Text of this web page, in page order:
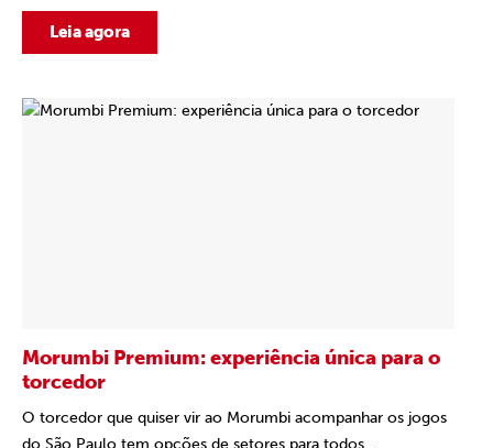
Leia agora
Morumbi Premium: experiência única para o
torcedor
O torcedor que quiser vir ao Morumbi acompanhar os jogos
do São Paulo tem opções de setores para todos...